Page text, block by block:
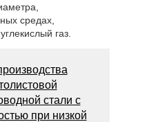
средах,
газ.
стали с
при низкой